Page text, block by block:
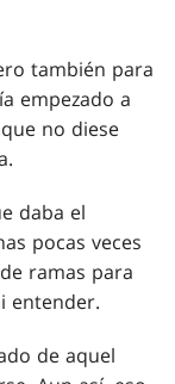
también para
empezado a
no diese
daba el
pocas veces
ramas para
entender.
de aquel